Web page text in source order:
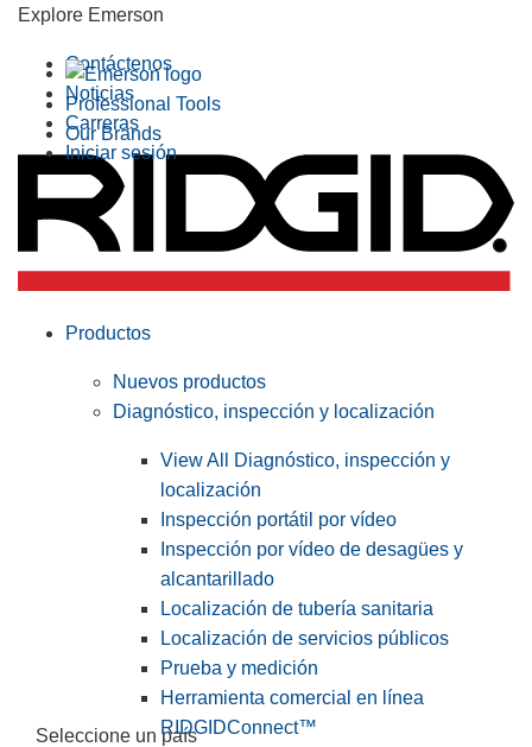
Explore Emerson
Professional Tools
Our Brands
Contáctenos
Noticias
Carreras
Iniciar sesión
Seleccione un país
Productos
Nuevos productos
Diagnóstico, inspección y localización
View All Diagnóstico, inspección y
localización
Inspección portátil por vídeo
Inspección por vídeo de desagües y
alcantarillado
Localización de tubería sanitaria
Localización de servicios públicos
Prueba y medición
Herramienta comercial en línea
RIDGIDConnect™